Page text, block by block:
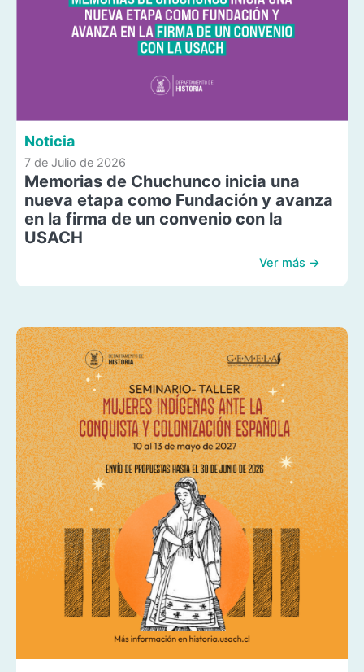
Noticia
7 de Julio de 2026
Memorias de Chuchunco inicia una
nueva etapa como Fundación y avanza
en la firma de un convenio con la
USACH
Ver más →